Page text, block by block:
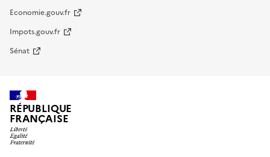
Economie.gouv.fr
Impots.gouv.fr
Sénat
RÉPUBLIQUE
FRANÇAISE